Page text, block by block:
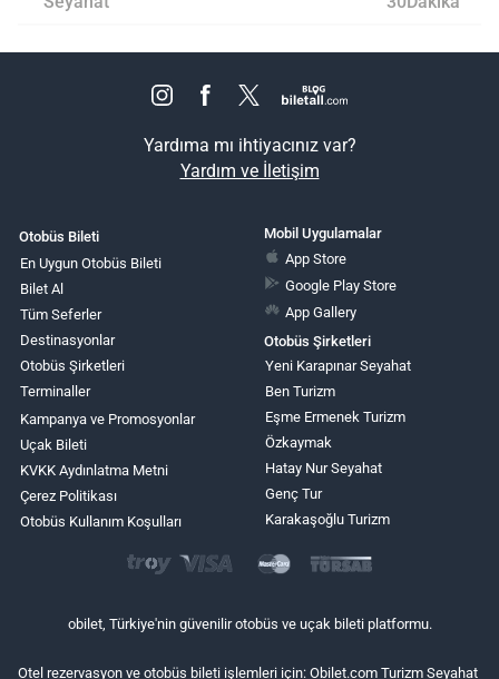
Yardıma mı ihtiyacınız var?
Yardım ve İletişim
Otobüs Bileti
En Uygun Otobüs Bileti
Bilet Al
Tüm Seferler
Destinasyonlar
Otobüs Şirketleri
Terminaller
Kampanya ve Promosyonlar
Uçak Bileti
KVKK Aydınlatma Metni
Çerez Politikası
Otobüs Kullanım Koşulları
Mobil Uygulamalar
App Store
Google Play Store
App Gallery
Otobüs Şirketleri
Yeni Karapınar Seyahat
Ben Turizm
Eşme Ermenek Turizm
Özkaymak
Hatay Nur Seyahat
Genç Tur
Karakaşoğlu Turizm
obilet, Türkiye'nin güvenilir otobüs ve uçak bileti platformu.
Otel rezervasyon ve otobüs bileti işlemleri için: Obilet.com Turizm Seyahat